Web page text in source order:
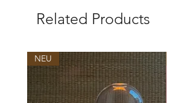
info@eagle-products.de
Related Products
NEU